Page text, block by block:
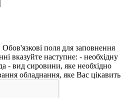
Обов'язкові поля для заповнення
вказуйте наступне: - необхідну
- вид сировини, яке необхідно
обладнання, яке Вас цікавить